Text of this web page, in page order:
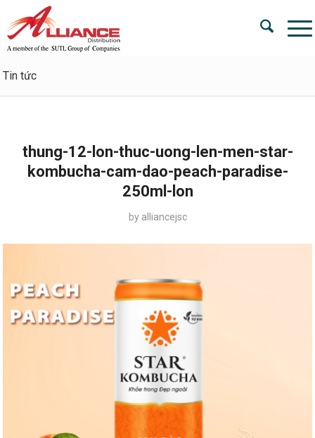
Tin tức
thung-12-lon-thuc-uong-len-men-star-
kombucha-cam-dao-peach-paradise-
250ml-lon
by alliancejsc